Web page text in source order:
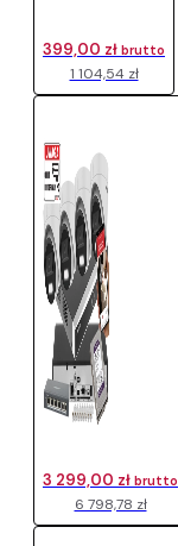
1 104,54 zł
399,00 zł brutto
6 798,78 zł
3 299,00 zł brutto